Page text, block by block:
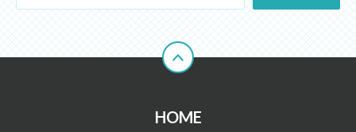
HOME